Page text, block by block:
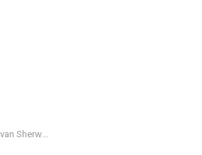
recensie